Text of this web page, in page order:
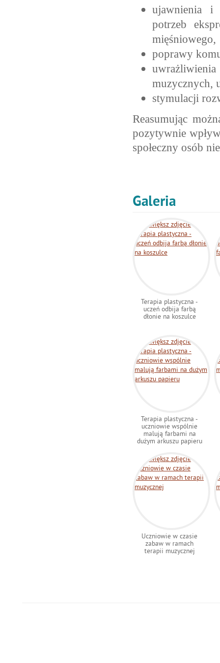
ujawnienia i
potrzeb
mięśniowego,
poprawy
muzycznych,
stymulacji
Reasumując
pozytywnie
społeczny osób
Galeria
Terapia plastyczna -
uczeń odbija farbą
dłonie na koszulce
Terapia plastyczna -
uczniowie wspólnie
malują farbami na
dużym arkuszu papieru
Uczniowie w czasie
zabaw w ramach
terapii muzycznej